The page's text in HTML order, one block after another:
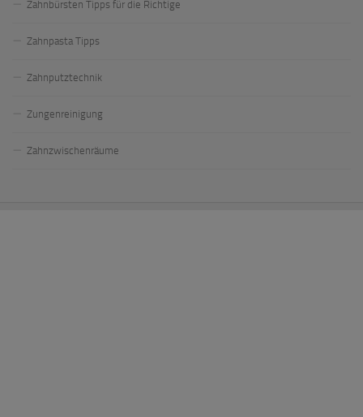
Zahnbürsten Tipps für die Richtige
Zahnpasta Tipps
Zahnputztechnik
Zungenreinigung
Zahnzwischenräume